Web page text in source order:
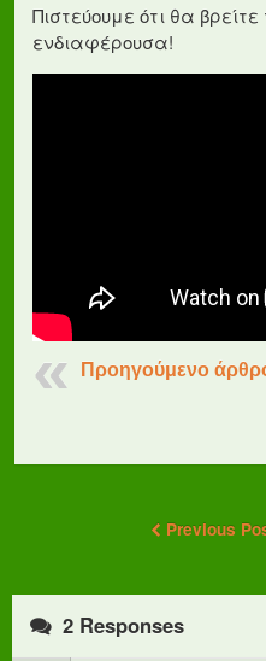
Πιστεύουμε ότι θα
ενδιαφέρουσα!
Προηγούμενο
Previous
2 Responses